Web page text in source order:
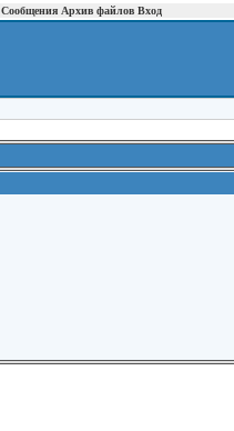
Сообщения Архив файлов Вход